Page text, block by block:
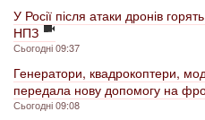
У Росії після атаки дронів
НПЗ
Сьогодні 09:37
Генератори, квадрокоптери,
передала нову допомогу на
Сьогодні 09:08